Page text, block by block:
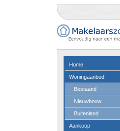
Home
Woningaanbod
Bestaand
Nieuwbouw
Buitenland
Aankoop